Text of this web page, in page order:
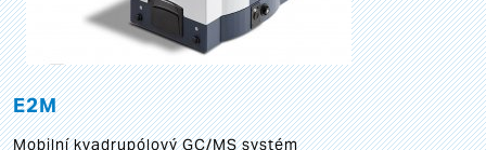
E2M
Mobilní kvadrupólový GC/MS systém